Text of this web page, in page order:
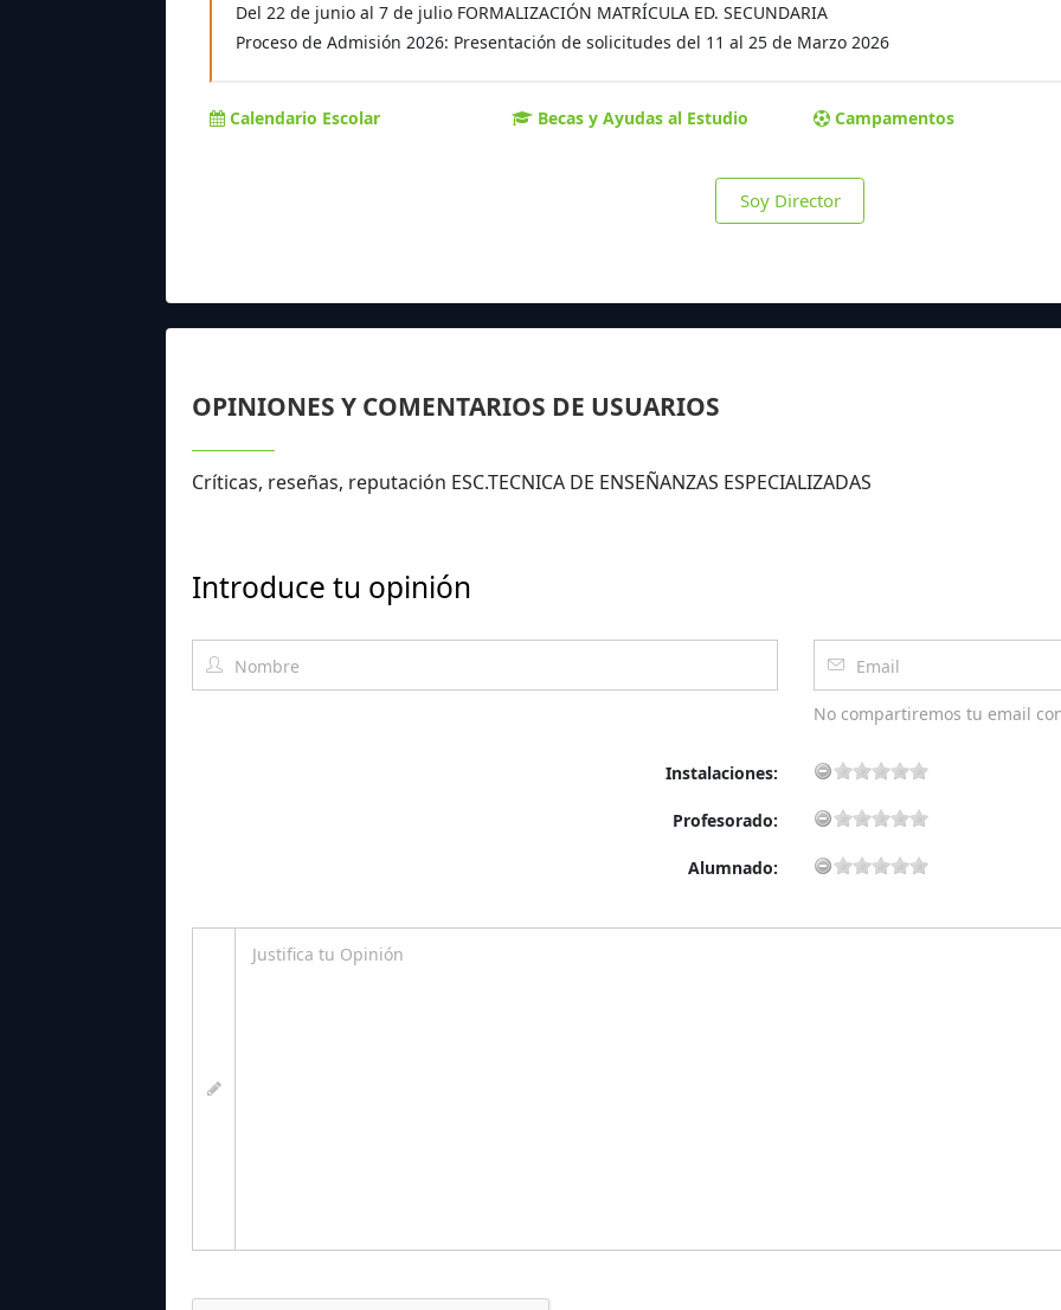
Del 22 de junio al 7 de julio FORMALIZACIÓN MATRÍCULA ED. SECUNDARIA
Proceso de Admisión 2026: Presentación de solicitudes del 11 al 25 de Marzo 2026
Calendario Escolar Becas y Ayudas al Estudio Campamentos
Soy Director
OPINIONES Y COMENTARIOS DE USUARIOS
Críticas, reseñas, reputación ESC.TECNICA DE ENSEÑANZAS ESPECIALIZADAS
Introduce tu opinión
No compartiremos tu email
Instalaciones:
Profesorado:
Alumnado: